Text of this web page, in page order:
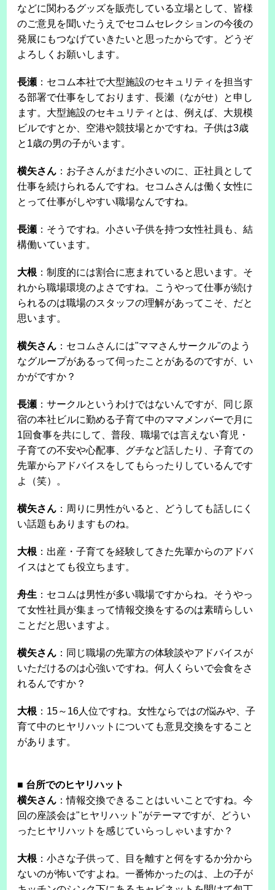
などに関わるグッズを販売している立場として、皆様
のご意見を聞いたうえでセコムセレクションの今後の
発展にもつなげていきたいと思ったからです。どうぞ
よろしくお願いします。
長瀬 ：セコム本社で大型施設のセキュリティを担当す
る部署で仕事をしております、長瀬（ながせ）と申し
ます。大型施設のセキュリティとは、例えば、大規模
ビルですとか、空港や競技場とかですね。子供は3歳
と1歳の男の子がいます。
横矢さん ：お子さんがまだ小さいのに、正社員として
仕事を続けられるんですね。セコムさんは働く女性に
とって仕事がしやすい職場なんですね。
長瀬 ：そうですね。小さい子供を持つ女性社員も、結
構働いています。
大根 ：制度的には割合に恵まれていると思います。そ
れから職場環境のよさですね。こうやって仕事が続け
られるのは職場のスタッフの理解があってこそ、だと
思います。
横矢さん ：セコムさんには"ママさんサークル"のよう
なグループがあるって伺ったことがあるのですが、い
かがですか？
長瀬 ：サークルというわけではないんですが、同じ原
宿の本社ビルに勤める子育て中のママメンバーで月に
1回食事を共にして、普段、職場では言えない育児・
子育ての不安や心配事、グチなど話したり、子育ての
先輩からアドバイスをしてもらったりしているんです
よ（笑）。
横矢さん ：周りに男性がいると、どうしても話しにく
い話題もありますものね。
大根 ：出産・子育てを経験してきた先輩からのアドバ
イスはとても役立ちます。
舟生 ：セコムは男性が多い職場ですからね。そうやっ
て女性社員が集まって情報交換をするのは素晴らしい
ことだと思いますよ。
横矢さん ：同じ職場の先輩方の体験談やアドバイスが
いただけるのは心強いですね。何人くらいで会食をさ
れるんですか？
大根 ：15～16人位ですね。女性ならではの悩みや、子
育て中のヒヤリハットについても意見交換をすること
があります。
■ 台所でのヒヤリハット
横矢さん ：情報交換できることはいいことですね。今
回の座談会は"ヒヤリハット"がテーマですが、どうい
ったヒヤリハットを感じていらっしゃいますか？
大根 ：小さな子供って、目を離すと何をするか分から
ないのが怖いですよね。一番怖かったのは、上の子が